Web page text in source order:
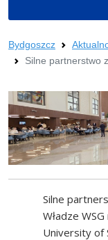
Bydgoszcz
Silne partnerstwo
Silne
Władze
University of